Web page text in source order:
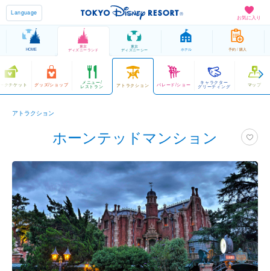
お気に入り
Language
HOME
東京
ディズニーランド
東京
ディズニーシー ホテル 予約 / 購入
クチケット グッズ/ショップ メニュー/
レストラン アトラクション パレード/ショー キャラクター
グリーティング マップ
アトラクション
ホーンテッドマンション